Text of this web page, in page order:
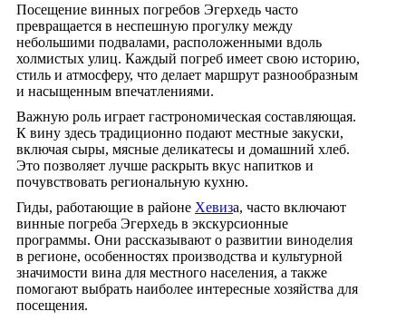
Посещение винных погребов Эгерхедь часто
превращается в неспешную прогулку между
небольшими подвалами, расположенными вдоль
холмистых улиц. Каждый погреб имеет свою историю,
стиль и атмосферу, что делает маршрут разнообразным
и насыщенным впечатлениями.
Важную роль играет гастрономическая составляющая.
К вину здесь традиционно подают местные закуски,
включая сыры, мясные деликатесы и домашний хлеб.
Это позволяет лучше раскрыть вкус напитков и
почувствовать региональную кухню.
Гиды, работающие в районе Хевиза, часто включают
винные погреба Эгерхедь в экскурсионные
программы. Они рассказывают о развитии виноделия
в регионе, особенностях производства и культурной
значимости вина для местного населения, а также
помогают выбрать наиболее интересные хозяйства для
посещения.